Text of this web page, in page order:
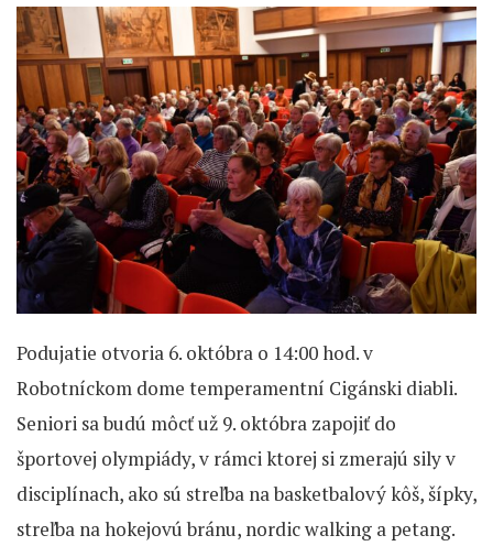
Podujatie otvoria 6. októbra o 14:00 hod. v
Robotníckom dome temperamentní Cigánski diabli.
Seniori sa budú môcť už 9. októbra zapojiť do
športovej olympiády, v rámci ktorej si zmerajú sily v
disciplínach, ako sú streľba na basketbalový kôš, šípky,
streľba na hokejovú bránu, nordic walking a petang.